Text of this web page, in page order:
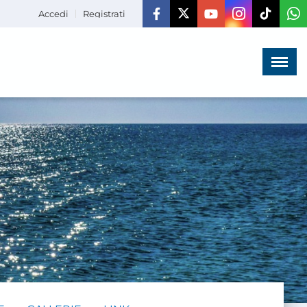
Accedi Registrati
Menù ×
LA VITA
DELL'ASSOCIAZIONE
COMUNICAZIONE,
PROGETTI ED EDITORIA
AMMINISTRAZIONE
TRASPARENTE